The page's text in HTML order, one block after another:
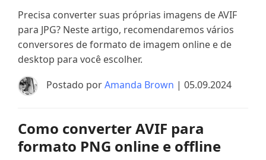
Precisa converter suas próprias imagens de AVIF
para JPG? Neste artigo, recomendaremos vários
conversores de formato de imagem online e de
desktop para você escolher.
Postado porAmanda Brown | 05.09.2024
Como converter AVIF para
formato PNG online e offline